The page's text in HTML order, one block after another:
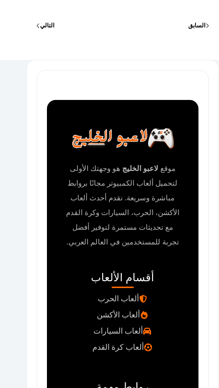
السابق التالي
موقع لاعبو الخليج هو وجهتك الأولى
لتحميل ألعاب الكمبيوتر مجانًا بروابط
مباشرة وسريعة. نقدم أحدث ألعاب
الأكشن، الحرب، السيارات وكرة القدم
مع تحديثات مستمرة لتوفير أفضل
تجربة للمستخدمين في العالم العربي.
أقسام الألعاب
ألعاب الحرب
ألعاب الأكشن
ألعاب السيارات
ألعاب كرة القدم